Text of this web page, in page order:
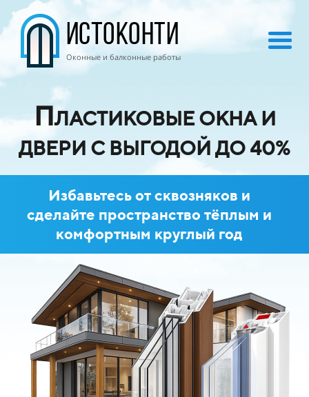
ИСТОКОНТИ
Оконные и балконные работы
ПЛАСТИКОВЫЕ ОКНА И
ДВЕРИ С ВЫГОДОЙ ДО 40%
Избавьтесь от сквозняков и
сделайте пространство тёплым и
комфортным круглый год